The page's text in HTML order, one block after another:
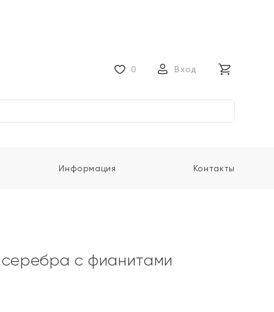
0 Вход
Информация Контакты
с фианитами